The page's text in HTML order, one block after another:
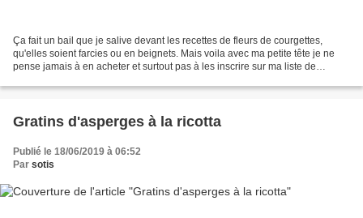
Ça fait un bail que je salive devant les recettes de fleurs de courgettes,
qu'elles soient farcies ou en beignets. Mais voila avec ma petite tête je ne
pense jamais à en acheter et surtout pas à les inscrire sur ma liste de
Gratins d'asperges à la ricotta
Publié le 18/06/2019 à 06:52
Par sotis